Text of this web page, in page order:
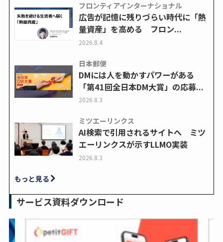
フロンティアインターナショナル
広告が記憶に残りづらい時代に「熱
量資産」を高める フロン...
2026.8.4
日本郵便
DMには人を動かすパワーがある
「第41回全日本DM大賞」の応募...
2026.8.3
ミツエーリンクス
AI検索で引用されるサイトへ ミツ
エーリンクスが示すLLMO実装
2026.8.3
もっと見る
サービス資料ダウンロード